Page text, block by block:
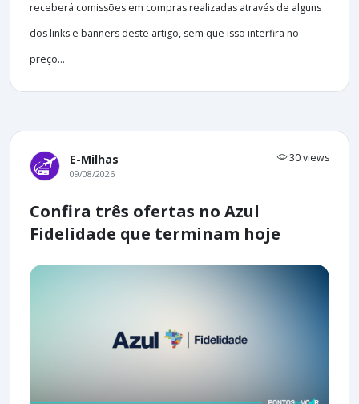
receberá comissões em compras realizadas através de alguns
dos links e banners deste artigo, sem que isso interfira no
preço...
E-Milhas 30 views
09/08/2026
Confira três ofertas no Azul
Fidelidade que terminam hoje